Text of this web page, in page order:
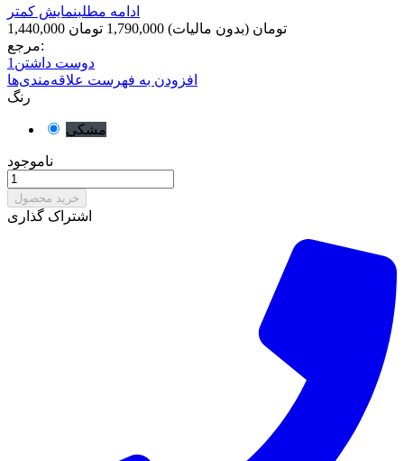
ادامه مطلبنمایش کمتر
1,440,000 تومان (بدون مالیات) 1,790,000 تومان
مرجع:
دوست داشتن 1
افزودن به فهرست علاقه‌مندی‌ها
رنگ
مشکی
ناموجود
خرید محصول
اشتراک گذاری